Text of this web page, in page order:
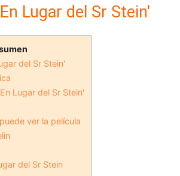
Lugar del Sr Stein'
del Sr Stein'
Lugar del Sr Stein'
ver la película
del Sr Stein